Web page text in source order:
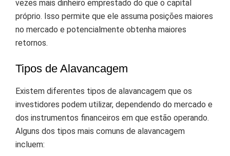
vezes mais dinheiro emprestado do que o capital
próprio. Isso permite que ele assuma posições maiores
no mercado e potencialmente obtenha maiores
retornos.
Tipos de Alavancagem
Existem diferentes tipos de alavancagem que os
investidores podem utilizar, dependendo do mercado e
dos instrumentos financeiros em que estão operando.
Alguns dos tipos mais comuns de alavancagem
incluem: